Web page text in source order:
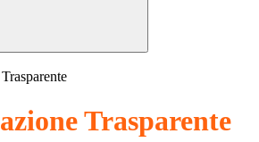
Trasparente